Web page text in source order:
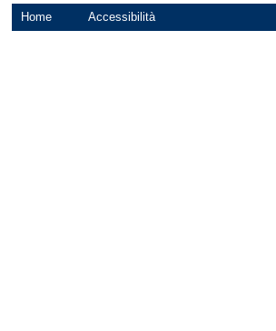
Home Accessibilità